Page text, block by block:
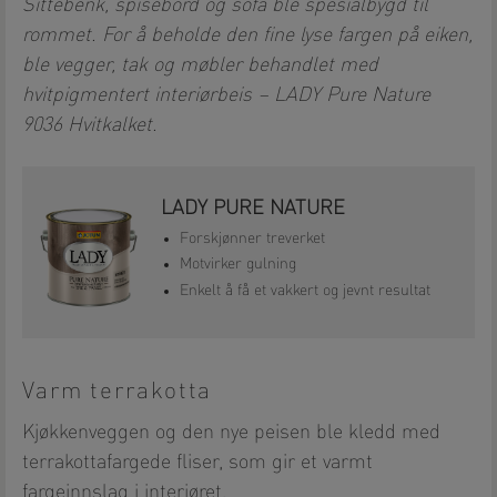
Sittebenk, spisebord og sofa ble spesialbygd til
rommet. For å beholde den fine lyse fargen på eiken,
ble vegger, tak og møbler behandlet med
hvitpigmentert interiørbeis – LADY Pure Nature
9036 Hvitkalket.
LADY PURE NATURE
Forskjønner treverket
Motvirker gulning
Enkelt å få et vakkert og jevnt resultat
Varm terrakotta
Kjøkkenveggen og den nye peisen ble kledd med
terrakottafargede fliser, som gir et varmt
fargeinnslag i interiøret.